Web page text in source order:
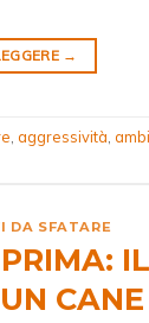
→
aggressività
DA SFATARE
CANE